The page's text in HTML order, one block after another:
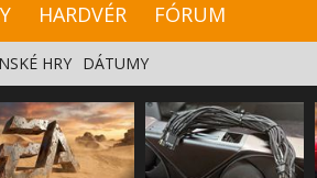
HARDVÉR FÓRUM
HRY DÁTUMY